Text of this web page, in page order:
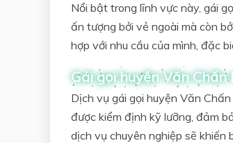
Nổi bật trong lĩnh vực này, gái
ấn tượng bởi vẻ ngoài mà còn
hợp với nhu cầu của mình, đặc
Gái gọi huyện Văn
Dịch vụ gái gọi huyện Văn
được kiểm định kỹ lưỡng, đảm
dịch vụ chuyên nghiệp sẽ khiến